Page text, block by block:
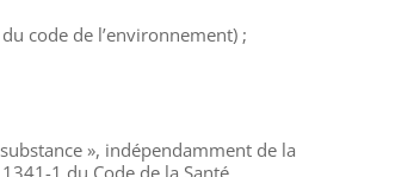
code de l’environnement) ;
», indépendamment de la
1 du Code de la Santé